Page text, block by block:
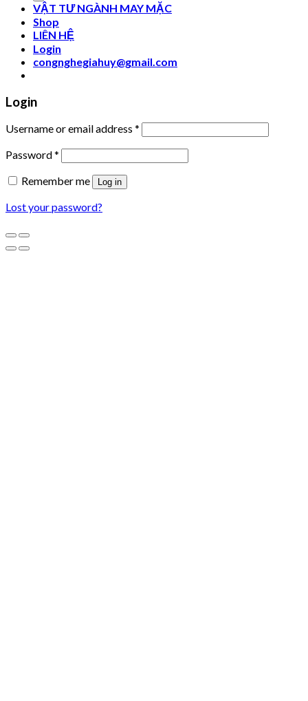
VẬT TƯ NGÀNH MAY MẶC
Shop
LIÊN HỆ
Login
congnghegiahuy@gmail.com
Login
Username or email address *
Password*
Remember me
Log in
Lost your password?